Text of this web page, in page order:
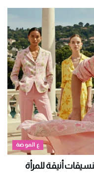
ع الموضة
وتنسيقات أنيقة للمرأة